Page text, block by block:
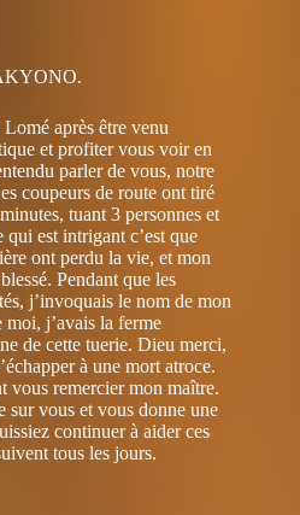
après être venu
et profiter vous voir en
parler de vous, notre
coupeurs de route ont tiré
tuant 3 personnes et
est intrigant c’est que
ont perdu la vie, et mon
Pendant que les
j’invoquais le nom de mon
moi, j’avais la ferme
de cette tuerie. Dieu merci,
à une mort atroce.
vous remercier mon maître.
vous et vous donne une
continuer à aider ces
tous les jours.